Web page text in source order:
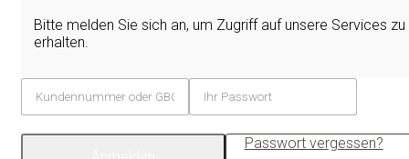
Bitte melden Sie sich an, um Zugriff auf unsere Services zu
erhalten.
Passwort vergessen?